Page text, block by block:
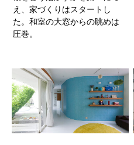
え、家づくりはスタートし
た。和室の大窓からの眺めは
圧巻。